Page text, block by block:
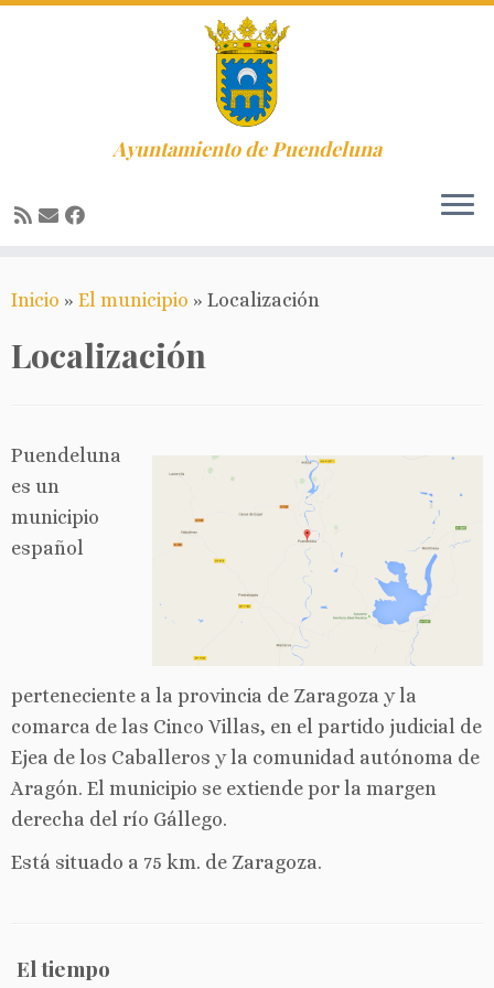
al
Ayuntamiento de Puendeluna
Inicio » El municipio » Localización
Localización
Puendeluna
es un
municipio
español
perteneciente a la provincia de Zaragoza y la
comarca de las Cinco Villas, en el partido judicial de
Ejea de los Caballeros y la comunidad autónoma de
Aragón. El municipio se extiende por la margen
derecha del río Gállego.
Está situado a 75 km. de Zaragoza.
El tiempo